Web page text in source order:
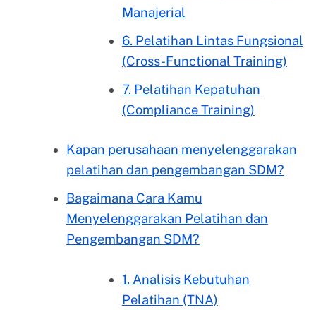
Manajerial
6. Pelatihan Lintas Fungsional
(Cross-Functional Training)
7. Pelatihan Kepatuhan
(Compliance Training)
Kapan perusahaan menyelenggarakan
pelatihan dan pengembangan SDM?
Bagaimana Cara Kamu
Menyelenggarakan Pelatihan dan
Pengembangan SDM?
1. Analisis Kebutuhan
Pelatihan (TNA)